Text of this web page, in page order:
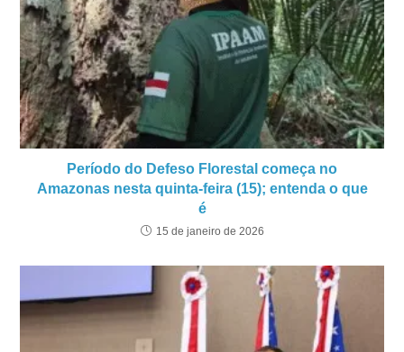
Período do Defeso Florestal começa no
Amazonas nesta quinta-feira (15); entenda o que
é
15 de janeiro de 2026